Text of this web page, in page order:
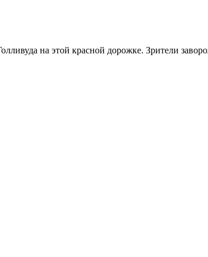
на этой красной дорожке. Зрители